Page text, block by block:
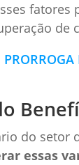
de
do
essas